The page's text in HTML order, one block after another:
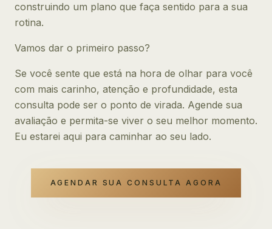
construindo um plano que faça sentido para a sua
rotina.
Vamos dar o primeiro passo?
Se você sente que está na hora de olhar para você
com mais carinho, atenção e profundidade, esta
consulta pode ser o ponto de virada. Agende sua
avaliação e permita-se viver o seu melhor momento.
Eu estarei aqui para caminhar ao seu lado.
AGENDAR SUA CONSULTA AGORA